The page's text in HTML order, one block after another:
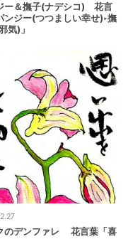
ー＆撫子(ナデシコ) 花言
ンジー(つつましい幸せ)‣撫
気)」
のデンファレ 花言葉「喜